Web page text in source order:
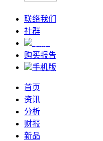
联络我们
社群
购买报告
手机版
首页
资讯
分析
财报
新品